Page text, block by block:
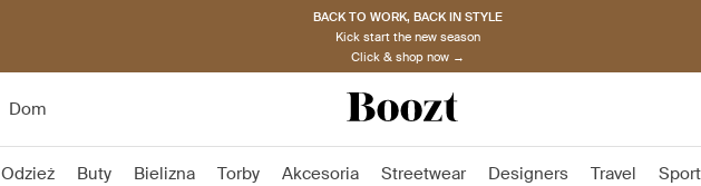
BACK TO WORK, BACK IN STYLE
Kick start the new season
Click & shop now →
Dom
Odzież Buty Bielizna Torby Akcesoria Streetwear Designers Travel Sport